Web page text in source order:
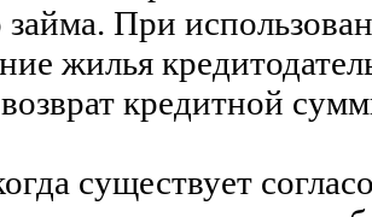
При
жилья
кредитной
существует